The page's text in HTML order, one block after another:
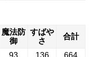
魔法防
御
すばや
さ
合計